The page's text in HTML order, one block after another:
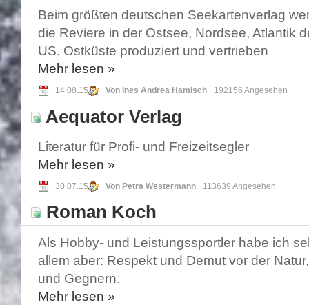
Beim größten deutschen Seekartenverlag
die Reviere in der Ostsee, Nordsee, Atlantik
US. Ostküste produziert und vertrieben
Mehr lesen »
14.08.15 Von Ines Andrea Hamisch 192156 Angesehen
Aequator Verlag
Literatur für Profi- und Freizeitsegler
Mehr lesen »
30.07.15 Von Petra Westermann 113639 Angesehen
Roman Koch
Als Hobby- und Leistungssportler habe ich
allem aber: Respekt und Demut vor der
und Gegnern.
Mehr lesen »